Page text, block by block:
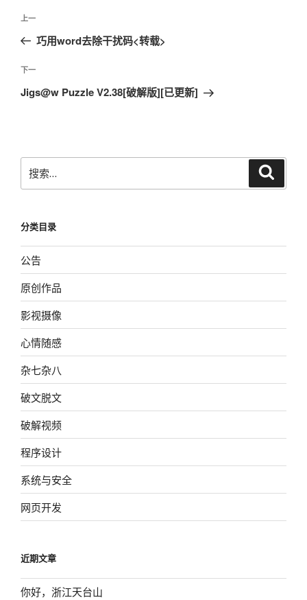
文
导
航
上
一
文
章
上一
巧用word去除干扰码<转载>
下
一
下一
Jigs@w Puzzle V2.38[破解版][已更新]
搜
索：
分类目录
公告
原创作品
影视摄像
心情随感
杂七杂八
破文脱文
破解视频
程序设计
系统与安全
网页开发
近期文章
你好，浙江天台山